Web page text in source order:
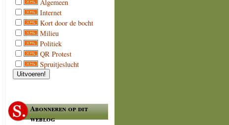
Algemeen
Internet
Kort door de bocht
Milieu
Politiek
QR Protest
Spruitjeslucht
Abonneren op dit
weblog